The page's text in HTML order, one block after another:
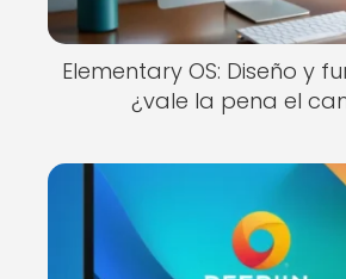
Elementary OS: Diseño y
¿vale la pena el